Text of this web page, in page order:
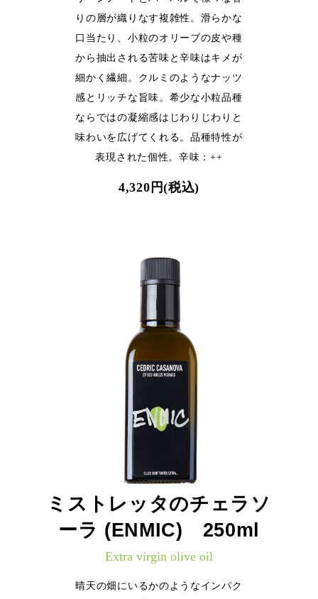
りの層が織りなす複雑性。滑らかな
口当たり、小粒のオリーブの皮や種
から抽出される苦味と辛味はキメが
細かく繊細。クルミのようなナッツ
感とリッチな旨味。希少な小粒品種
ならではの凝縮感はじわりじわりと
味わいを広げてくれる。品種特性が
表現された個性。辛味：++
4,320円(税込)
ミストレッタのチェラソ
ーラ (ENMIC) 250ml
Extra virgin olive oil
晴天の畑にいるかのようなインパク